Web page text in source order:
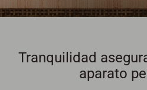
Tranquilidad
aparato